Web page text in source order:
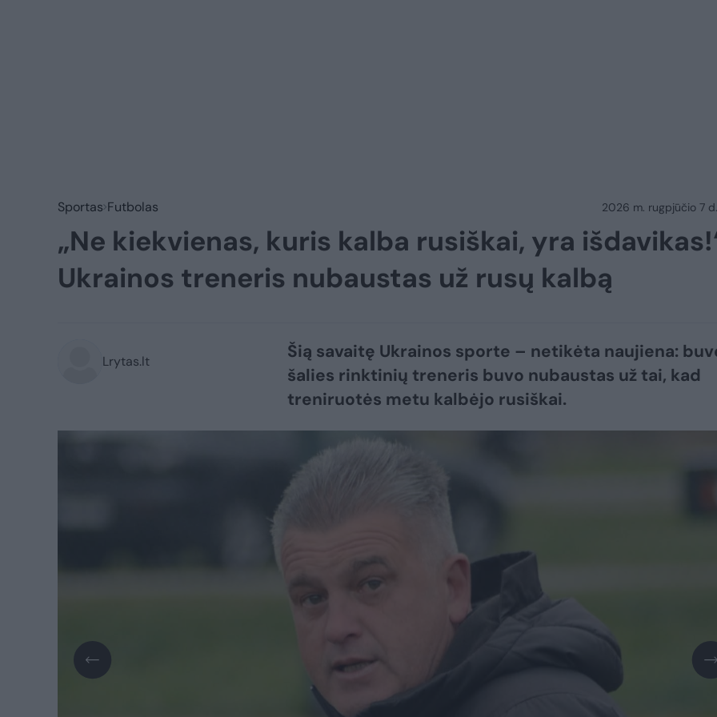
Sportas Futbolas 2026 m. rugpjūčio 7
„Ne kiekvienas, kuris kalba rusiškai, yra
Ukrainos treneris nubaustas už rusų kalbą
Lrytas.lt
Šią savaitę Ukrainos sporte – netikėta naujiena:
šalies rinktinių treneris buvo nubaustas už tai, kad
treniruotės metu kalbėjo rusiškai.